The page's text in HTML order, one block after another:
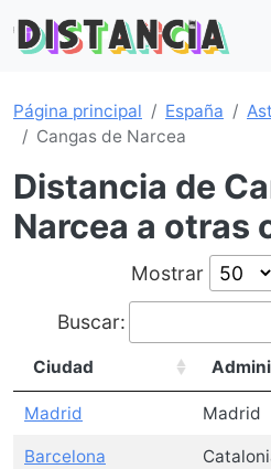
Página principal España
Cangas de Narcea
Distancia de
Narcea a otras
Mostrar
Buscar:
Ciudad
Madrid Madrid
Barcelona